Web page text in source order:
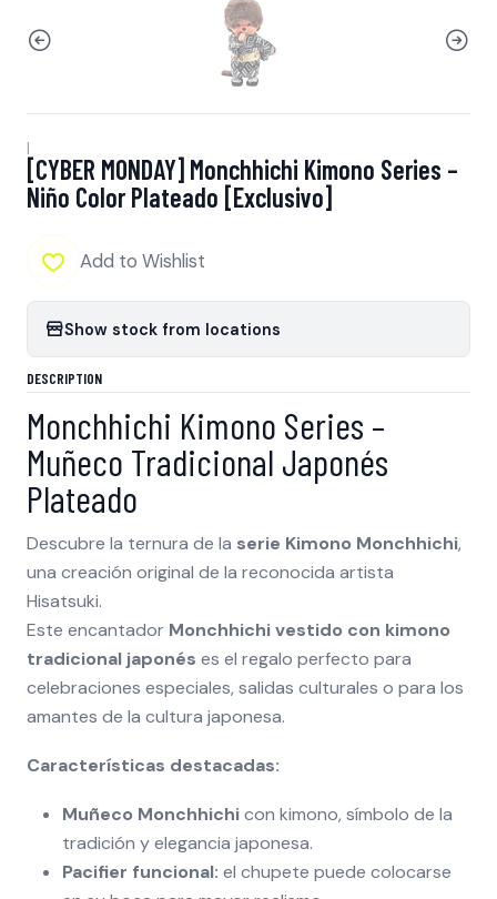
|
[CYBER MONDAY] Monchhichi Kimono Series –
Niño Color Plateado [Exclusivo]
Add to Wishlist
Show stock from locations
DESCRIPTION
Monchhichi Kimono Series –
Muñeco Tradicional Japonés
Plateado
Descubre la ternura de la serie Kimono Monchhichi,
una creación original de la reconocida artista
Hisatsuki.
Este encantador Monchhichi vestido con kimono
tradicional japonés es el regalo perfecto para
celebraciones especiales, salidas culturales o para los
amantes de la cultura japonesa.
Características destacadas:
Muñeco Monchhichicon kimono, símbolo de la
tradición y elegancia japonesa.
Pacifier funcional: el chupete puede colocarse